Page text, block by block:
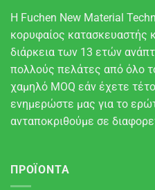
Η Fuchen New Material
κορυφαίος κατασκευαστής
διάρκεια των 13 ετών
πολλούς πελάτες από όλο
χαμηλό MOQ εάν έχετε
ενημερώστε μας για το
ανταποκριθούμε σε
ΠΡΟΪΌΝΤΑ